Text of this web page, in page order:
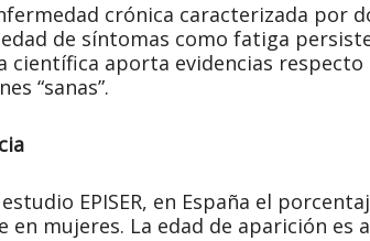
crónica caracterizada por
de síntomas como fatiga
científica aporta evidencias respecto
“sanas”.
EPISER, en España el
en mujeres. La edad de aparición es